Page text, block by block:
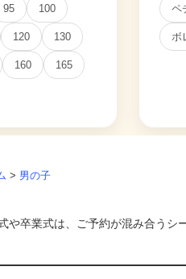
95 100
120 130
160 165
ペ
ボ
> 男の子
や卒業式は、ご予約が混み合うシ